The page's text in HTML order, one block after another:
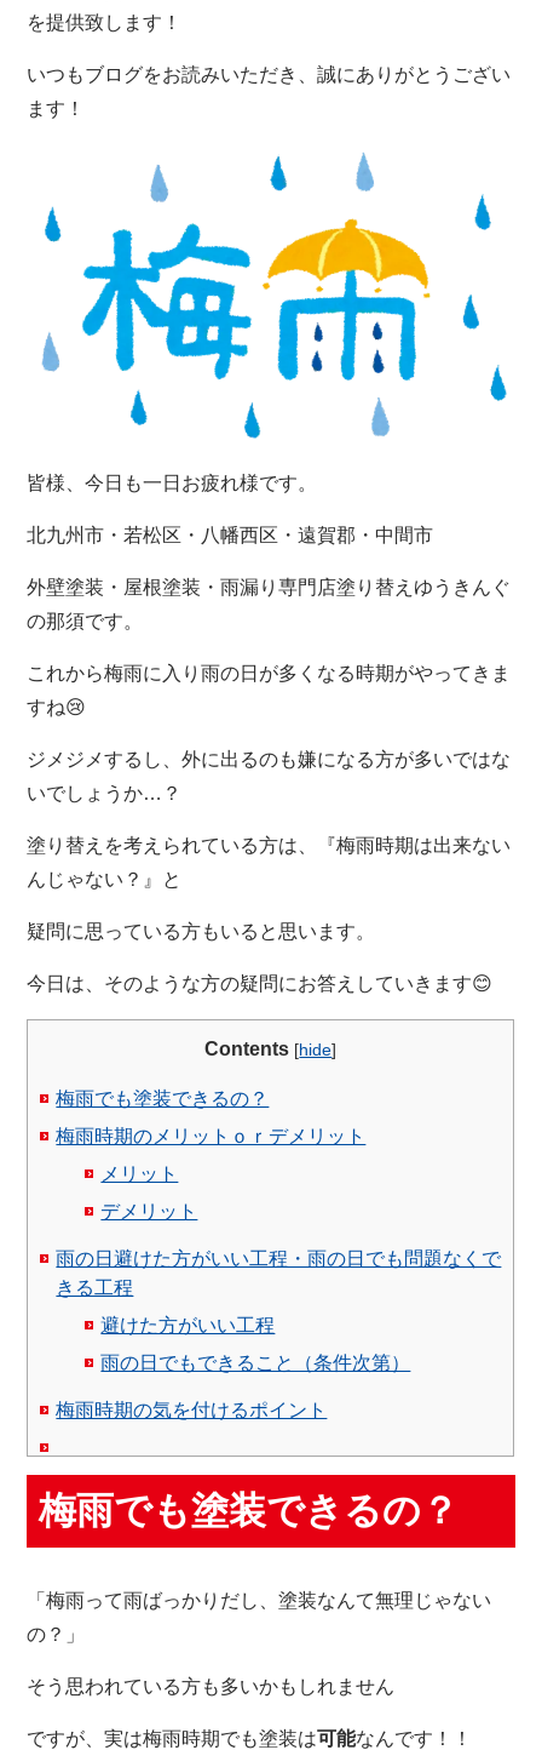
を提供致します！
いつもブログをお読みいただき、誠にありがとうござい
ます！
皆様、今日も一日お疲れ様です。
北九州市・若松区・八幡西区・遠賀郡・中間市
外壁塗装・屋根塗装・雨漏り専門店塗り替えゆうきんぐ
の那須です。
これから梅雨に入り雨の日が多くなる時期がやってきま
すね😢
ジメジメするし、外に出るのも嫌になる方が多いではな
いでしょうか…？
塗り替えを考えられている方は、『梅雨時期は出来ない
んじゃない？』と
疑問に思っている方もいると思います。
今日は、そのような方の疑問にお答えしていきます😊
Contents [hide]
梅雨でも塗装できるの？
梅雨時期のメリットｏｒデメリット
メリット
デメリット
雨の日避けた方がいい工程・雨の日でも問題なくで
きる工程
避けた方がいい工程
雨の日でもできること（条件次第）
梅雨時期の気を付けるポイント
梅雨でも塗装できるの？
「梅雨って雨ばっかりだし、塗装なんて無理じゃない
の？」
そう思われている方も多いかもしれません
ですが、実は梅雨時期でも塗装は可能なんです！！